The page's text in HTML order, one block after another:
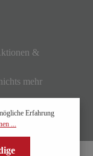
&
mehr
Erfahrung
...